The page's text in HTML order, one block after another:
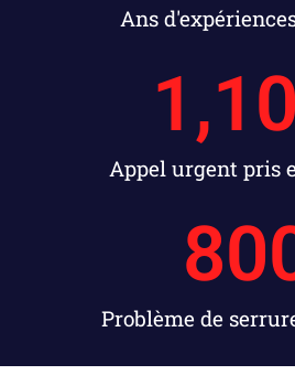
Ans
Appel urgent pris
Problème de